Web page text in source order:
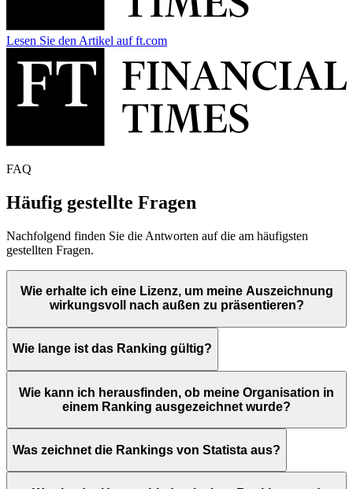
Lesen Sie den Artikel auf ft.com
FAQ
Häufig gestellte Fragen
Nachfolgend finden Sie die Antworten auf die am häufigsten
gestellten Fragen.
Wie erhalte ich eine Lizenz, um meine Auszeichnung
wirkungsvoll nach außen zu präsentieren?
Wie lange ist das Ranking gültig?
Wie kann ich herausfinden, ob meine Organisation in
einem Ranking ausgezeichnet wurde?
Was zeichnet die Rankings von Statista aus?